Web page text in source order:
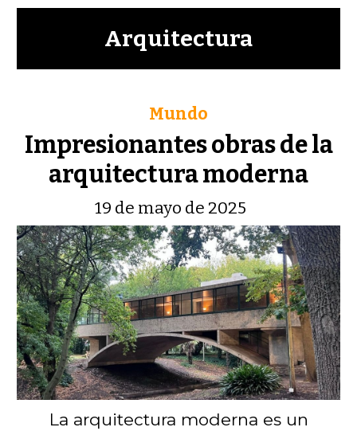
Arquitectura
Impresionantes obras de la
arquitectura moderna
Mundo
19 de mayo de 2025
La arquitectura moderna es un